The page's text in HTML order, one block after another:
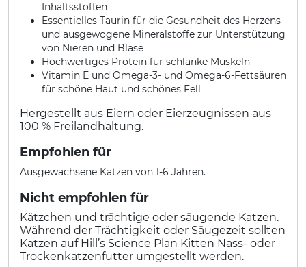
Inhaltsstoffen
Essentielles Taurin für die Gesundheit des Herzens
und ausgewogene Mineralstoffe zur Unterstützung
von Nieren und Blase
Hochwertiges Protein für schlanke Muskeln
Vitamin E und Omega-3- und Omega-6-Fettsäuren
für schöne Haut und schönes Fell
Hergestellt aus Eiern oder Eierzeugnissen aus
100 % Freilandhaltung.
Empfohlen für
Ausgewachsene Katzen von 1-6 Jahren.
Nicht empfohlen für
Kätzchen und trächtige oder säugende Katzen.
Während der Trächtigkeit oder Säugezeit sollten
Katzen auf Hill’s Science Plan Kitten Nass- oder
Trockenkatzenfutter umgestellt werden.